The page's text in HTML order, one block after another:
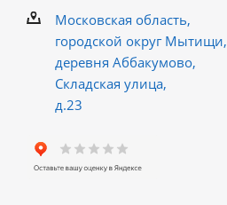
Московская область,
городской округ Мытищи,
деревня Аббакумово,
Складская улица,
д.23